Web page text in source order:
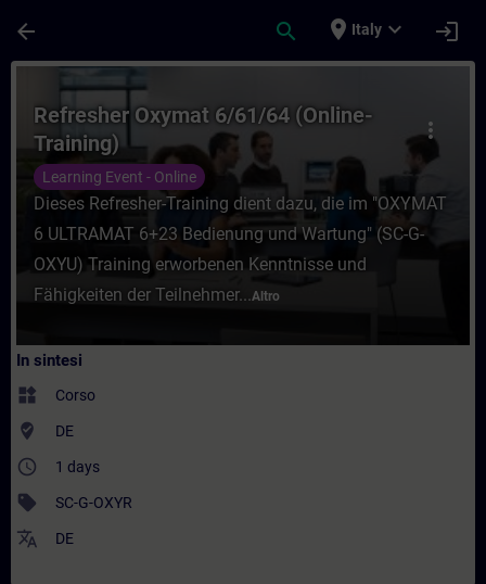
arrow_back search place Italy expand_more login
Corso - Refresher Oxymat 6/61/64
more_vert
Refresher Oxymat 6/61/64 (Online-
Training)
Learning Event - Online
Dieses Refresher-Training dient dazu, die im "OXYMAT
6 ULTRAMAT 6+23 Bedienung und Wartung" (SC-G-
OXYU) Training erworbenen Kenntnisse und
Fähigkeiten der Teilnehmer...Altro
In sintesi
widgets Corso
where_to_vote DE
access_time 1 days
sell SC-G-OXYR
translate DE